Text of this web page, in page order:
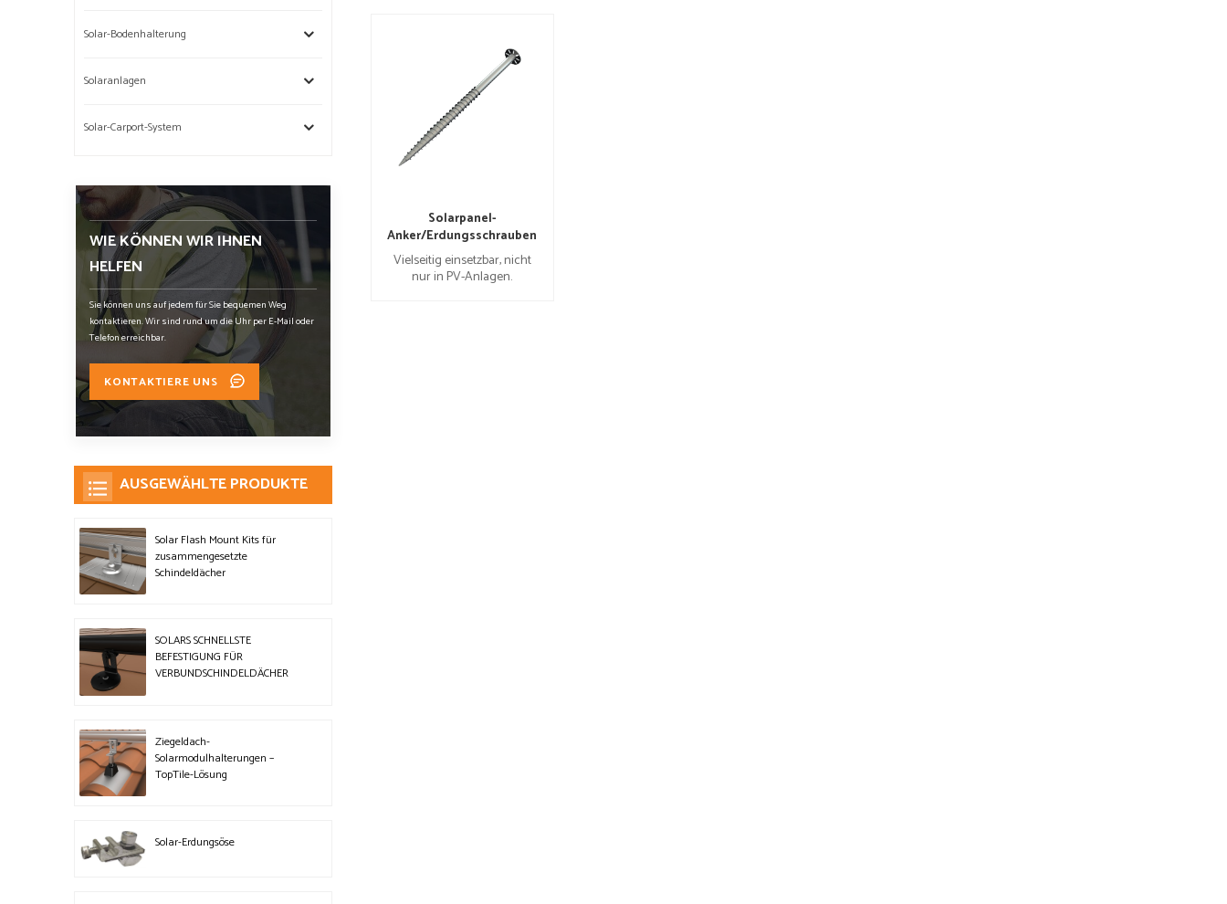
Solarpanel-
Anker/Erdungsschrauben
Vielseitig einsetzbar, nicht
nur in PV-Anlagen.
Solar-Bodenhalterung
Solaranlagen
Solar-Carport-System
WIE KÖNNEN WIR IHNEN
HELFEN
Sie können uns auf jedem für Sie bequemen Weg
kontaktieren. Wir sind rund um die Uhr per E-Mail oder
Telefon erreichbar.
KONTAKTIERE UNS
AUSGEWÄHLTE PRODUKTE
Solar Flash Mount Kits für
zusammengesetzte
Schindeldächer
SOLARS SCHNELLSTE
BEFESTIGUNG FÜR
VERBUNDSCHINDELDÄCHER
Ziegeldach-
Solarmodulhalterungen –
TopTile-Lösung
Solar-Erdungsöse